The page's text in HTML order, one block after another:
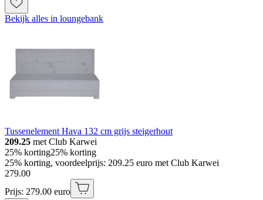
Bekijk alles in loungebank
Tussenelement Hava 132 cm grijs steigerhout
209.25 met Club Karwei
25% korting25% korting
25% korting, voordeelprijs: 209.25 euro met Club Karwei
279.00
Prijs: 279.00 euro